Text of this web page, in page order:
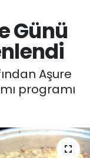
Günü
Aşure
programı